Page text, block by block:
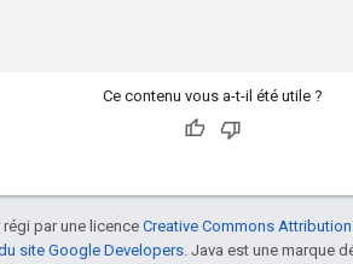
Ce contenu vous a-t-il été utile ?
par une licence Creative Commons
site Google Developers . Java est une marque